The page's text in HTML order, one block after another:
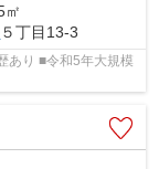
㎡
５丁目13-3
あり ■令和5年大規模